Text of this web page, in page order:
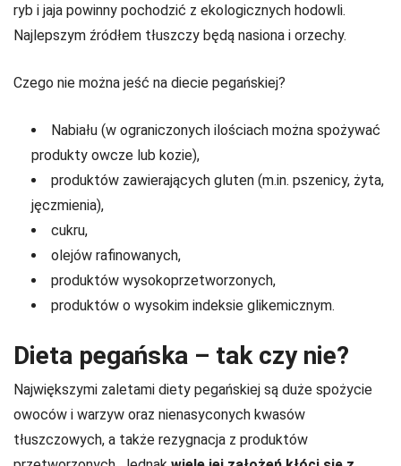
ryb i jaja powinny pochodzić z ekologicznych hodowli.
Najlepszym źródłem tłuszczy będą nasiona i orzechy.
Czego nie można jeść na diecie pegańskiej?
Nabiału (w ograniczonych ilościach można spożywać
produkty owcze lub kozie),
produktów zawierających gluten (m.in. pszenicy, żyta,
jęczmienia),
cukru,
olejów rafinowanych,
produktów wysokoprzetworzonych,
produktów o wysokim indeksie glikemicznym.
Dieta pegańska – tak czy nie?
Największymi zaletami diety pegańskiej są duże spożycie
owoców i warzyw oraz nienasyconych kwasów
tłuszczowych, a także rezygnacja z produktów